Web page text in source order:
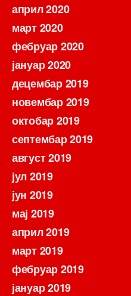
април 2020
март 2020
фебруар 2020
јануар 2020
децембар 2019
новембар 2019
октобар 2019
септембар 2019
август 2019
јул 2019
јун 2019
мај 2019
април 2019
март 2019
фебруар 2019
јануар 2019